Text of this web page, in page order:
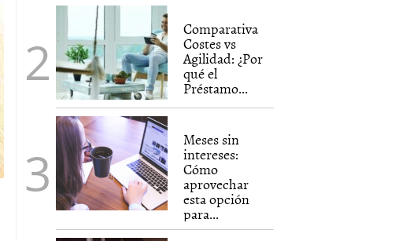
Comparativa
Costes vs
Agilidad: ¿Por
qué el
Préstamo...
Meses sin
intereses:
Cómo
aprovechar
esta opción
para...